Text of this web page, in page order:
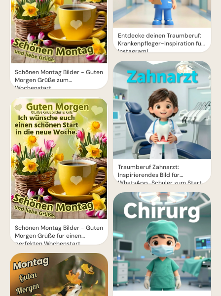
Schönen Montag Bilder - Guten
Morgen Grüße zum
Wochenstart
Schönen Montag Bilder - Guten
Morgen Grüße für einen
perfekten Wochenstart
Entdecke deinen Traumberuf:
Krankenpfleger-Inspiration für
Instagram!
Traumberuf Zahnarzt:
Inspirierendes Bild für
WhatsApp-Schüler zum Start